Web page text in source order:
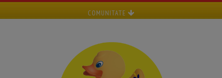
COMUNITATE